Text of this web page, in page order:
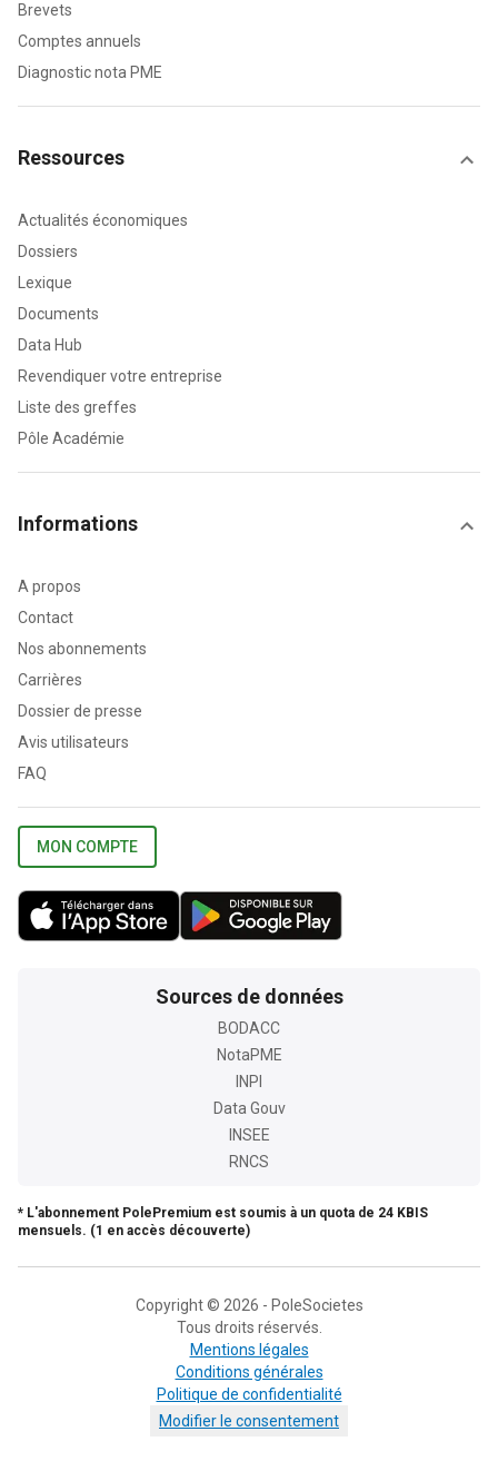
Brevets
Comptes annuels
Diagnostic nota PME
Ressources
Actualités économiques
Dossiers
Lexique
Documents
Data Hub
Revendiquer votre entreprise
Liste des greffes
Pôle Académie
Informations
A propos
Contact
Nos abonnements
Carrières
Dossier de presse
Avis utilisateurs
FAQ
MON COMPTE
Sources de données
BODACC
NotaPME
INPI
Data Gouv
INSEE
RNCS
* L'abonnement PolePremium est soumis à un quota de 24 KBIS
mensuels. (1 en accès découverte)
Copyright © 2026 - PoleSocietes
Tous droits réservés.
Mentions légales
Conditions générales
Politique de confidentialité
Modifier le consentement